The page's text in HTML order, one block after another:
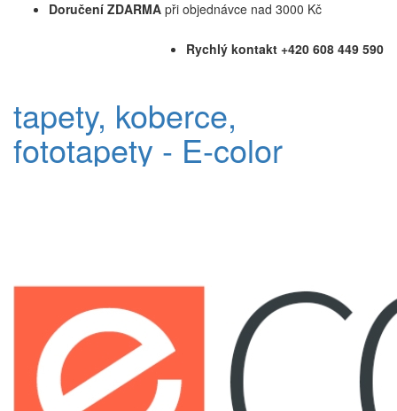
Doručení ZDARMA při objednávce nad 3000 Kč
Rychlý kontakt +420 608 449 590
tapety, koberce,
fototapety - E-color